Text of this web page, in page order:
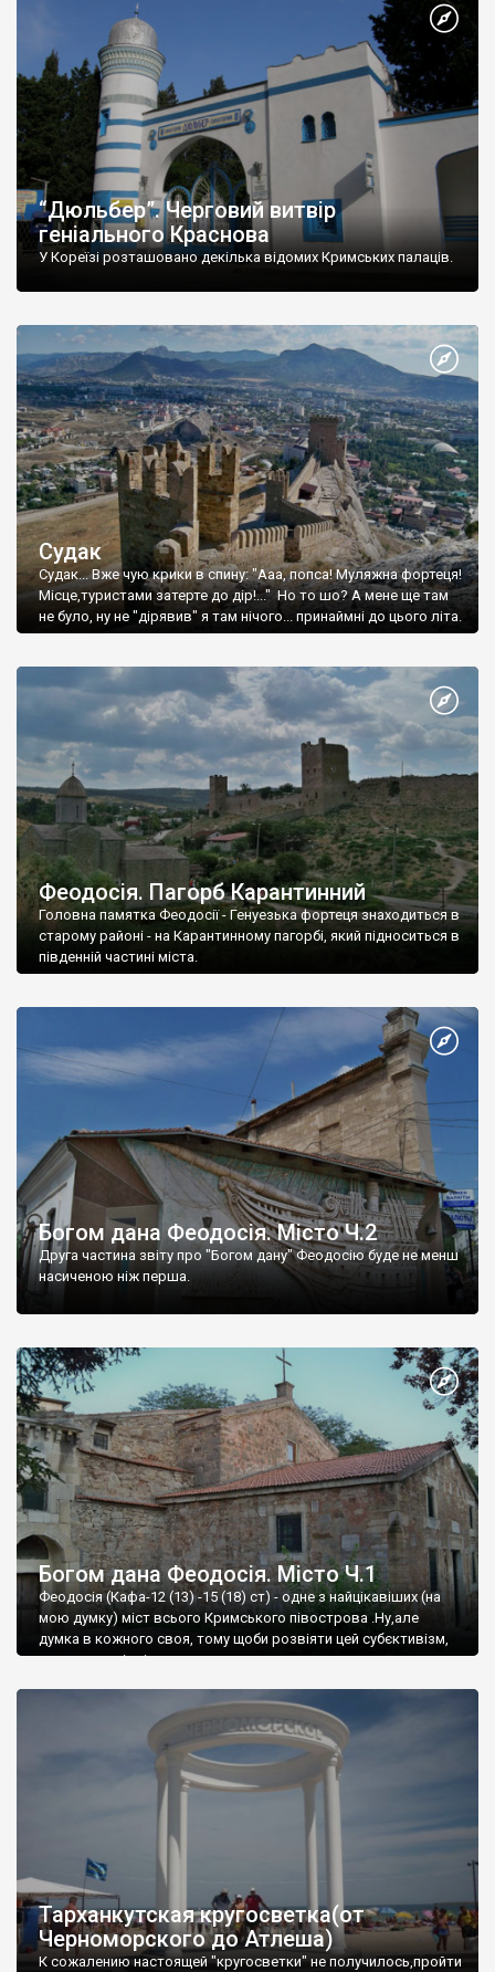
“Дюльбер”. Черговий витвір
геніального Краснова
У Кореїзі розташовано декілька відомих Кримських палаців.
Судак
Судак... Вже чую крики в спину: "Ааа, попса! Муляжна фортеця!
Місце,туристами затерте до дір!..." Но то шо? А мене ще там
не було, ну не "дірявив" я там нічого... принаймні до цього літа.
Феодосія. Пагорб Карантинний
Головна памятка Феодосії - Генуезька фортеця знаходиться в
старому районі - на Карантинному пагорбі, який підноситься в
південній частині міста.
Богом дана Феодосія. Місто Ч.2
Друга частина звіту про "Богом дану" Феодосію буде не менш
насиченою ніж перша.
Богом дана Феодосія. Місто Ч.1
Феодосія (Кафа-12 (13) -15 (18) ст) - одне з найцікавіших (на
мою думку) міст всього Кримського півострова .Ну,але
думка в кожного своя, тому щоби розвіяти цей субєктивізм,
запрошую відвідати це
Тарханкутская кругосветка(от
Черноморского до Атлеша)
К сожалению настоящей "кругосветки" не получилось,пройти